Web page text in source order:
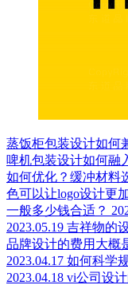
蒸饭柜包装设计如何
啤机包装设计如何融
如何优化？缓冲材料
色可以让logo设计更
一般多少钱合适？
2023.05.19 吉祥物的
品牌设计的费用大概
2023.04.17 如何科学
2023.04.18 vi公司设